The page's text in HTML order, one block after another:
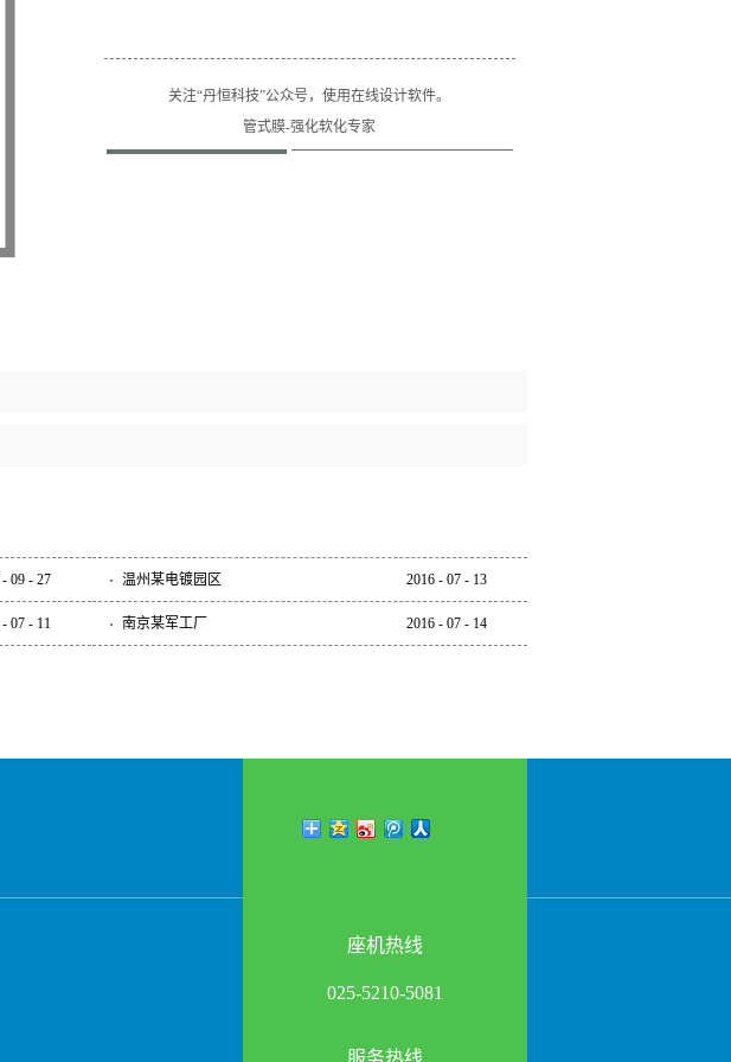
关注“丹恒科技”公众号，使用在线设计软件。
管式膜-强化软化专家
- 09 - 27 温州某电镀园区 2016 - 07 - 13
- 07 - 11 南京某军工厂 2016 - 07 - 14
座机热线
025-5210-5081